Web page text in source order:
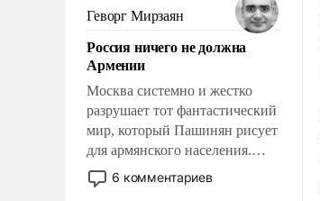
Сложившаяся ситуация
означает многолетний период
уязвимости США, например,
перед Китаем.
Геворг Мирзаян
Россия ничего не должна
Армении
Москва системно и жестко
разрушает тот фантастический
мир, который Пашинян рисует
для армянского населения.
Мир, где этому населению все
должны просто по
6 комментариев